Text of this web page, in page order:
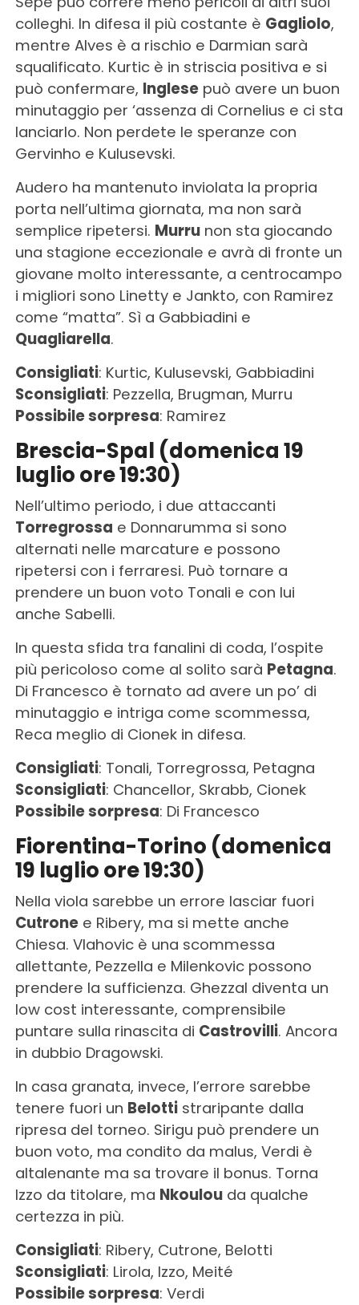
colleghi. In difesa il più costante è Gagliolo,
mentre Alves è a rischio e Darmian sarà
squalificato. Kurtic è in striscia positiva e si
può confermare, Inglesepuò avere un buon
minutaggio per ‘assenza di Cornelius e ci sta
lanciarlo. Non perdete le speranze con
Gervinho e Kulusevski.
Audero ha mantenuto inviolata la propria
porta nell’ultima giornata, ma non sarà
semplice ripetersi. Murrunon sta giocando
una stagione eccezionale e avrà di fronte un
giovane molto interessante, a centrocampo
i migliori sono Linetty e Jankto, con Ramirez
come “matta”. Sì a Gabbiadini e
Quagliarella.
Consigliati: Kurtic, Kulusevski, Gabbiadini
Sconsigliati: Pezzella, Brugman, Murru
Possibile sorpresa: Ramirez
Brescia-Spal (domenica 19
luglio ore 19:30)
Nell’ultimo periodo, i due attaccanti
Torregrossa e Donnarumma si sono
alternati nelle marcature e possono
ripetersi con i ferraresi. Può tornare a
prendere un buon voto Tonali e con lui
anche Sabelli.
In questa sfida tra fanalini di coda, l’ospite
più pericoloso come al solito sarà Petagna.
Di Francesco è tornato ad avere un po’ di
minutaggio e intriga come scommessa,
Reca meglio di Cionek in difesa.
Consigliati: Tonali, Torregrossa, Petagna
Sconsigliati: Chancellor, Skrabb, Cionek
Possibile sorpresa: Di Francesco
Fiorentina-Torino (domenica
19 luglio ore 19:30)
Nella viola sarebbe un errore lasciar fuori
Cutronee Ribery, ma si mette anche
Chiesa. Vlahovic è una scommessa
allettante, Pezzella e Milenkovic possono
prendere la sufficienza. Ghezzal diventa un
low cost interessante, comprensibile
puntare sulla rinascita di Castrovilli. Ancora
in dubbio Dragowski.
In casa granata, invece, l’errore sarebbe
tenere fuori un Belottistraripante dalla
ripresa del torneo. Sirigu può prendere un
buon voto, ma condito da malus, Verdi è
altalenante ma sa trovare il bonus. Torna
Izzo da titolare, ma Nkoulouda qualche
certezza in più.
Consigliati: Ribery, Cutrone, Belotti
Sconsigliati: Lirola, Izzo, Meité
Possibile sorpresa: Verdi